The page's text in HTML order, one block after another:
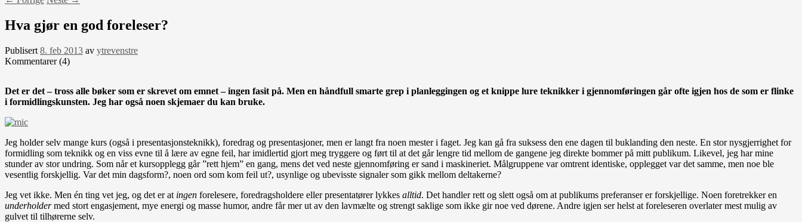
Hva gjør en god foreleser?
Publisert 8. feb 2013 av ytrevenstre
Kommentarer (4)
Det er det – tross alle bøker som er skrevet om emnet – ingen fasit på. Men en håndfull smarte grep i planleggingen og et knippe lure teknikker i gjennomføringen går ofte igjen hos de som er flinke
i formidlingskunsten. Jeg har også noen skjemaer du kan bruke.
Jeg holder selv mange kurs (også i presentasjonsteknikk), foredrag og presentasjoner, men er langt fra noen mester i faget. Jeg kan gå fra suksess den ene dagen til buklanding den neste. En stor nysgjerrighet for
formidling som teknikk og en viss evne til å lære av egne feil, har imidlertid gjort meg tryggere og ført til at det går lengre tid mellom de gangene jeg direkte bommer på mitt publikum. Likevel, jeg har mine
stunder av stor undring. Som når et kursopplegg går ”rett hjem” en gang, mens det ved neste gjennomføring er sand i maskineriet. Målgruppene var omtrent identiske, opplegget var det samme, men noe ble
vesentlig forskjellig. Var det min dagsform?, noen ord som kom feil ut?, usynlige og ubevisste signaler som gikk mellom deltakerne?
Jeg vet ikke. Men én ting vet jeg, og det er at ingen forelesere, foredragsholdere eller presentatører lykkes alltid. Det handler rett og slett også om at publikums preferanser er forskjellige. Noen foretrekker en
underholdermed stort engasjement, mye energi og masse humor, andre får mer ut av den lavmælte og strengt saklige som ikke gir noe ved dørene. Andre igjen ser helst at foreleseren overlater mest mulig av
gulvet til tilhørerne selv.